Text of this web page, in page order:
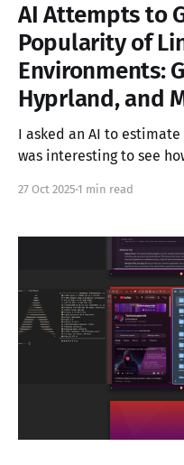
AI Attempts to
Popularity of
Environments:
Hyprland, and
I asked an AI to
was interesting to see
(%) Grok (%) Perplexity
27 Oct 2025 1 min read